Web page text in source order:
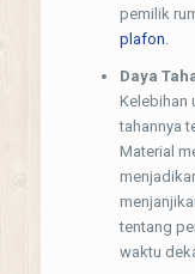
pemilik
plafon.
Daya
Kelebihan
tahannya
Material
tentang
waktu